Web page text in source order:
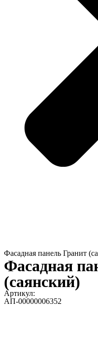
Фасадная панель Гранит
Фасадная
(саянский)
Артикул:
АП-00000006352